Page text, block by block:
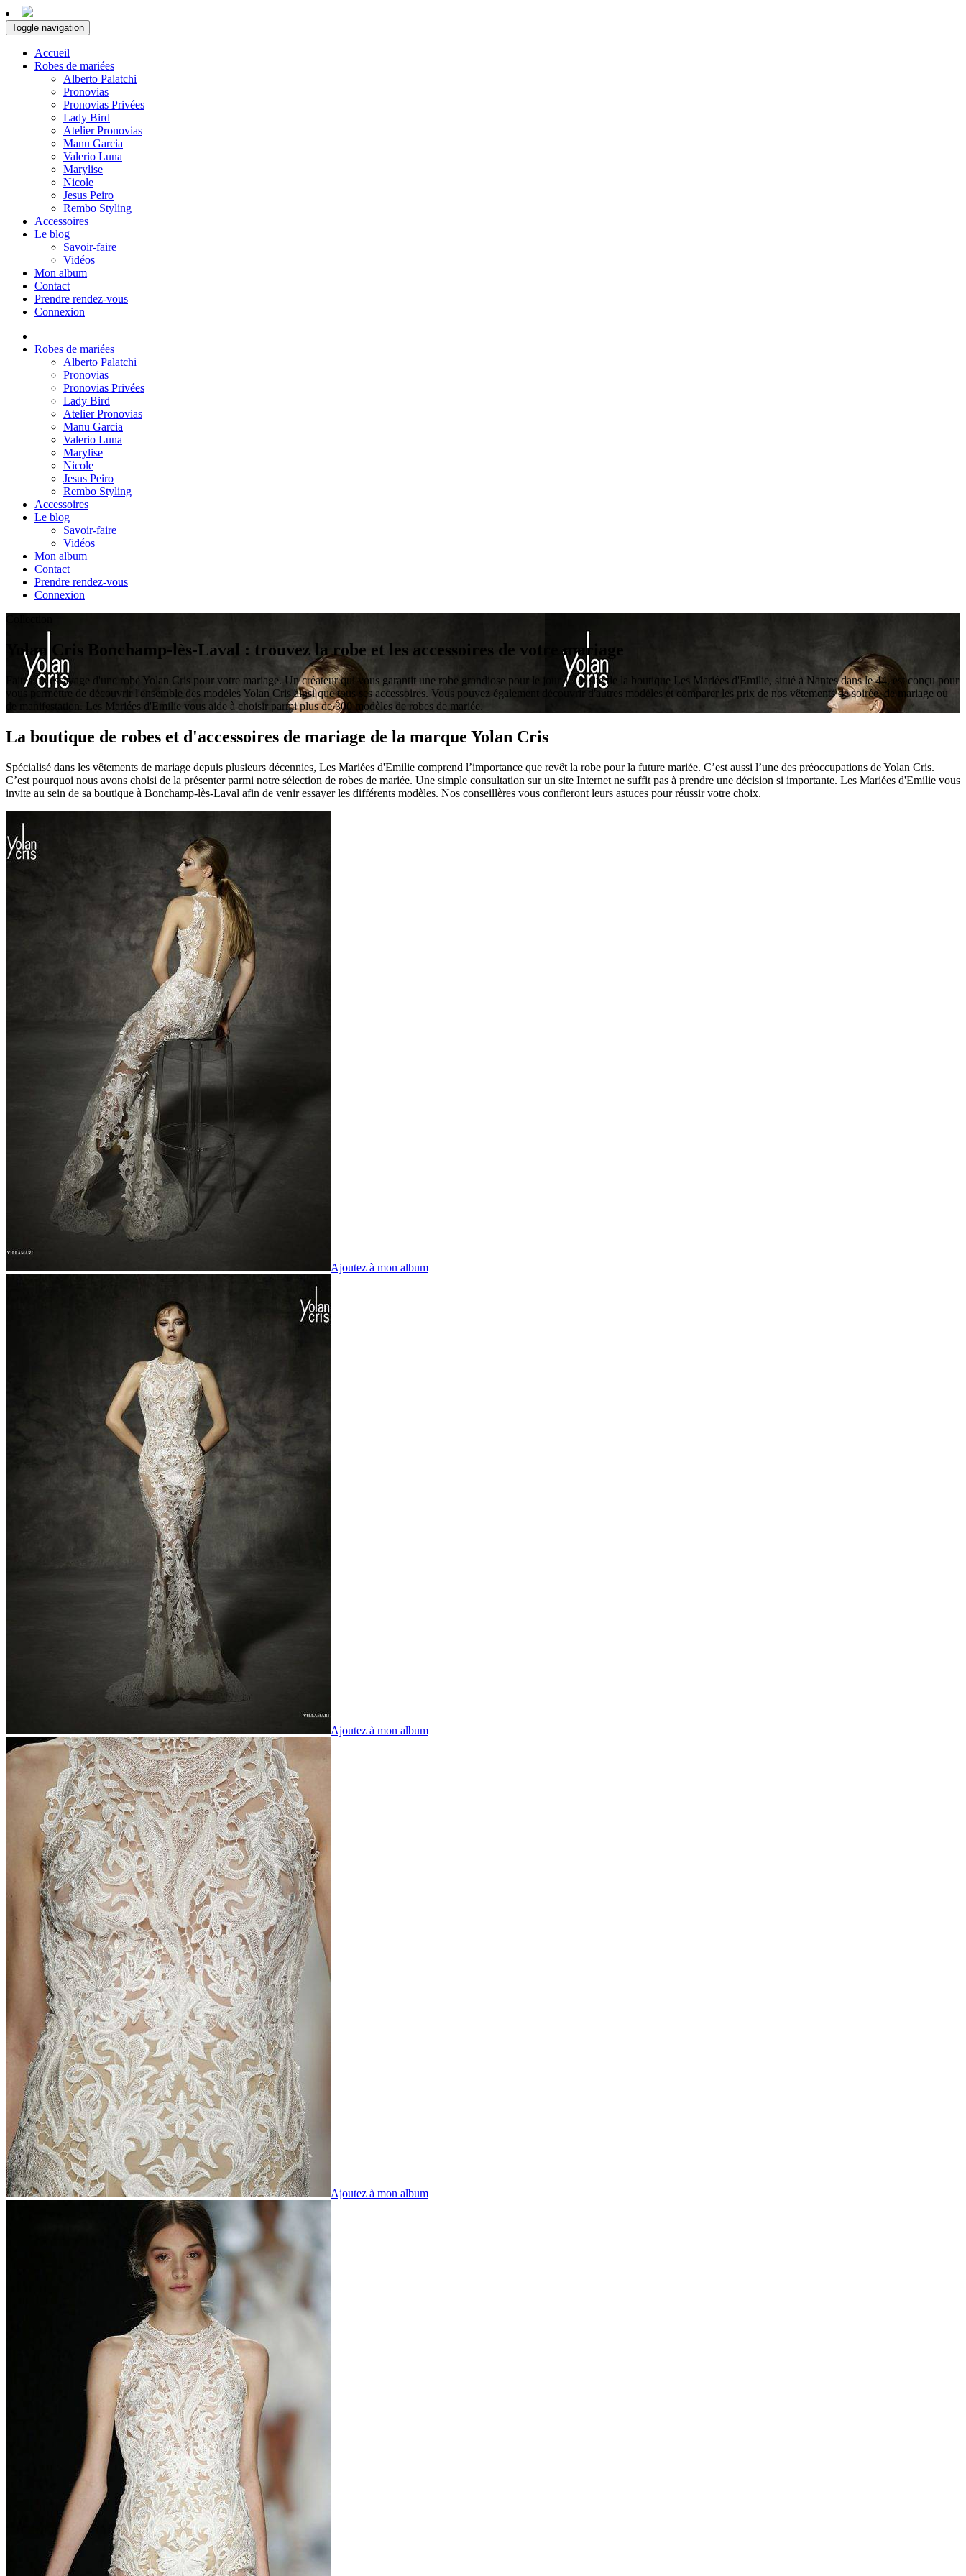
Toggle navigation
Accueil
Robes de mariées
Alberto Palatchi
Pronovias
Pronovias Privées
Lady Bird
Atelier Pronovias
Manu Garcia
Valerio Luna
Marylise
Nicole
Jesus Peiro
Rembo Styling
Accessoires
Le blog
Savoir-faire
Vidéos
Mon album
Contact
Prendre rendez-vous
Connexion
Robes de mariées
Alberto Palatchi
Pronovias
Pronovias Privées
Lady Bird
Atelier Pronovias
Manu Garcia
Valerio Luna
Marylise
Nicole
Jesus Peiro
Rembo Styling
Accessoires
Le blog
Savoir-faire
Vidéos
Mon album
Contact
Prendre rendez-vous
Connexion
Yolan Cris Bonchamp-lès-Laval : trouvez la robe et les accessoires de votre mariage
Faites un essayage d'une robe Yolan Cris pour votre mariage. Un créateur qui vous garantit une robe grandiose pour le jour J. Le site de la boutique Les Mariées d'Emilie, situé à Nantes dans le 44, est conçu pour
vous permettre de découvrir l'ensemble des modèles Yolan Cris ainsi que tous ses accessoires. Vous pouvez également découvrir d'autres modèles et comparer les prix de nos vêtements de soirée, de mariage ou
de manifestation. Les Mariées d'Emilie vous aide à choisir parmi plus de 300 modèles de robes de mariée.
La boutique de robes et d'accessoires de mariage de la marque Yolan Cris
Spécialisé dans les vêtements de mariage depuis plusieurs décennies, Les Mariées d'Emilie comprend l’importance que revêt la robe pour la future mariée. C’est aussi l’une des préoccupations de Yolan Cris.
C’est pourquoi nous avons choisi de la présenter parmi notre sélection de robes de mariée. Une simple consultation sur un site Internet ne suffit pas à prendre une décision si importante. Les Mariées d'Emilie vous
invite au sein de sa boutique à Bonchamp-lès-Laval afin de venir essayer les différents modèles. Nos conseillères vous confieront leurs astuces pour réussir votre choix.
Ajoutez à mon album
Ajoutez à mon album
Ajoutez à mon album